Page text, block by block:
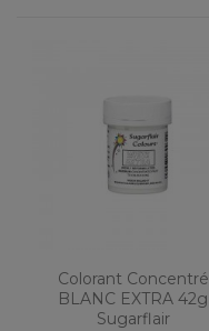
Colorant Concentré
BLANC EXTRA 42g
Sugarflair